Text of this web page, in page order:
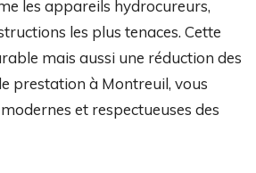
les appareils hydrocureurs,
les plus tenaces. Cette
mais aussi une réduction des
prestation à Montreuil, vous
et respectueuses des